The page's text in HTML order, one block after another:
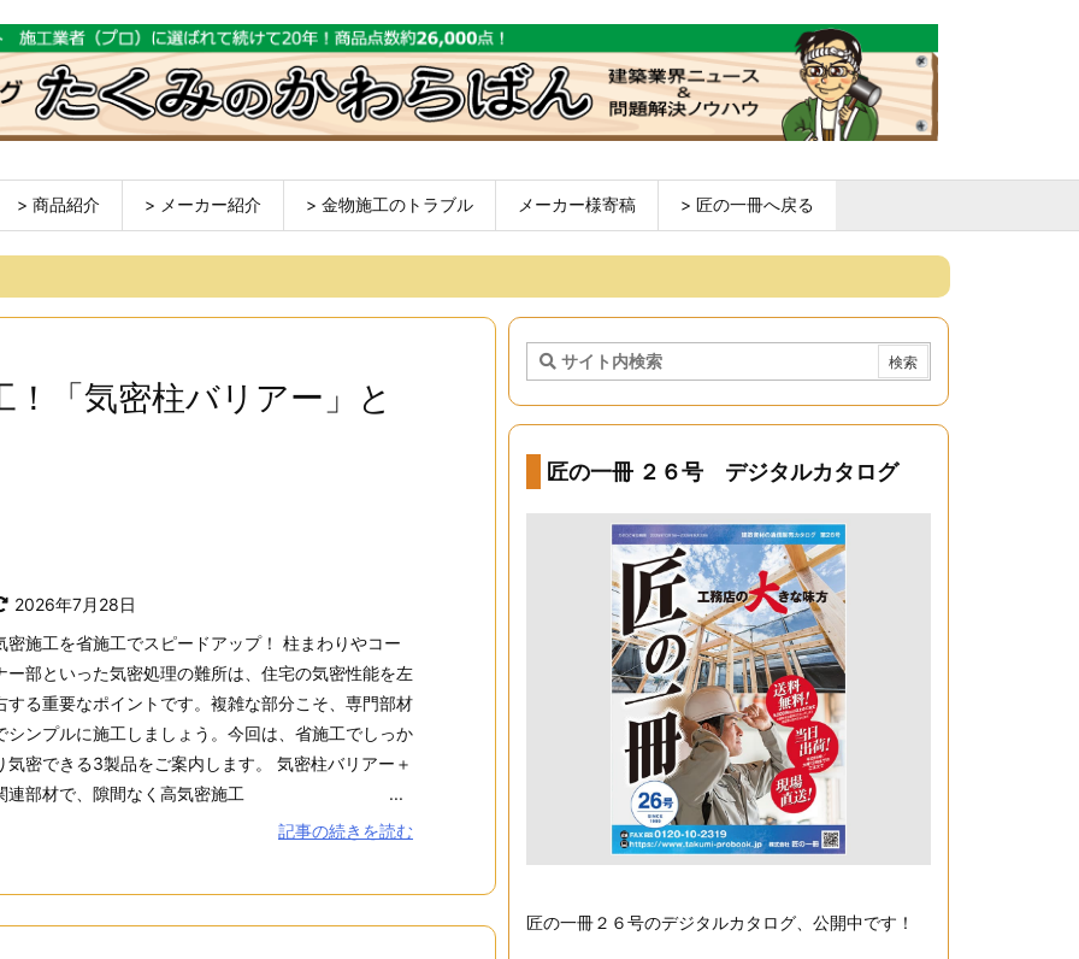
> 商品紹介 > メーカー紹介 > 金物施工のトラブル メーカー様寄稿 > 匠の一冊へ戻る
「気密柱バリアー」と
2026年7月28日
密施工を省施工でスピードアップ！ 柱まわりやコー
ー部といった気密処理の難所は、住宅の気密性能を左
する重要なポイントです。複雑な部分こそ、専門部材
シンプルに施工しましょう。今回は、省施工でしっか
気密できる3製品をご案内します。 気密柱バリアー＋
連部材で、隙間なく高気密施工 ...
記事の続きを読む
匠の一冊 ２６号 デジタルカタログ
匠の一冊２６号のデジタルカタログ、公開中です！